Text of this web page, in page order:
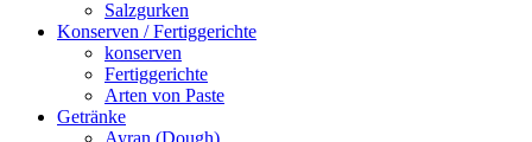
Salzgurken
Konserven / Fertiggerichte
konserven
Fertiggerichte
Arten von Paste
Getränke
Ayran (Dough)